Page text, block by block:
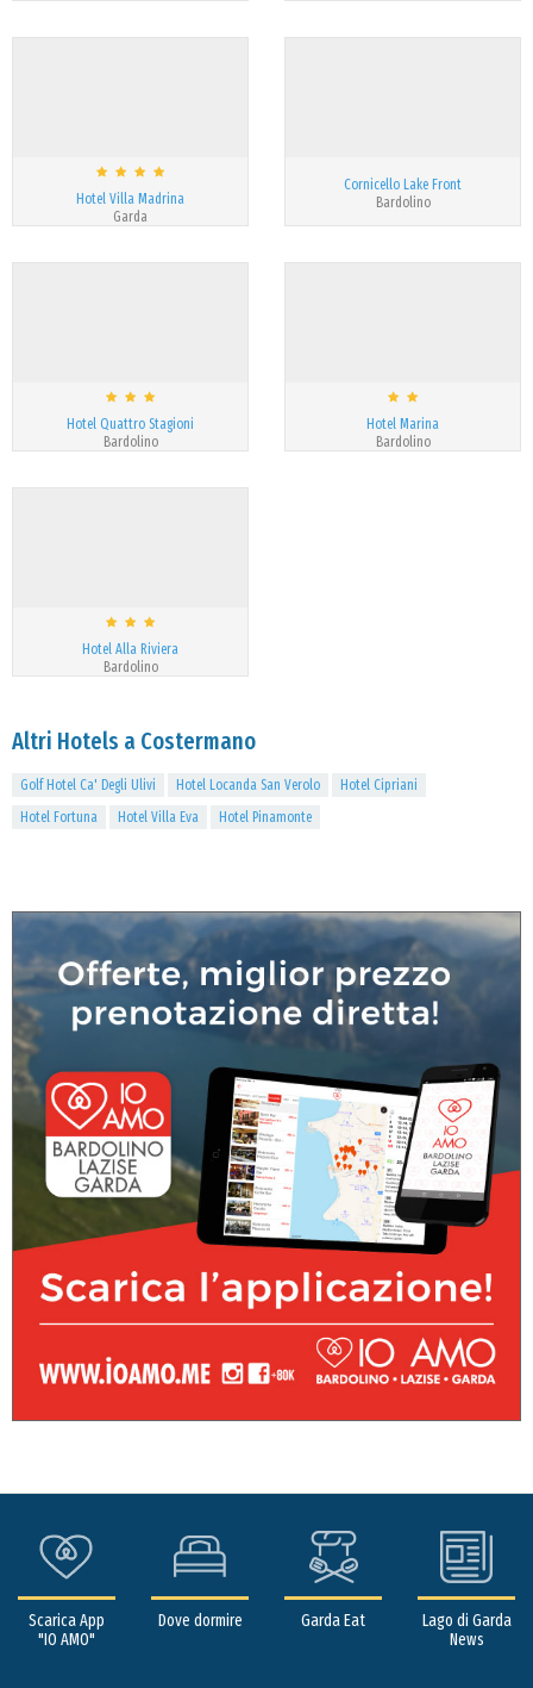
Hotel Villa Madrina
Garda
Cornicello Lake Front
Bardolino
Hotel Quattro Stagioni
Bardolino
Hotel Marina
Bardolino
Hotel Alla Riviera
Bardolino
Altri Hotels a Costermano
Golf Hotel Ca' Degli Ulivi Hotel Locanda San Verolo
Hotel Cipriani
Hotel Fortuna
Hotel Villa Eva Hotel Pinamonte
Scarica App
"IO AMO"
Dove dormire Garda Eat
Lago di Garda
News